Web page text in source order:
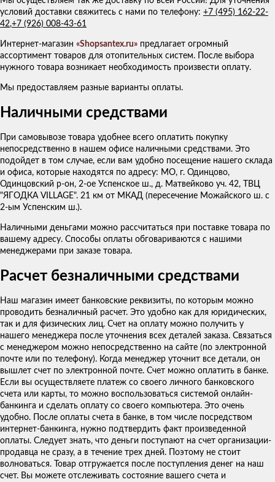
условий доставки свяжитесь с нами по телефону: +7 (495) 162-22-
42,+7 (926) 008-43-61
Интернет-магазин «Shopsantex.ru» предлагает огромный
ассортимент товаров для отопительных систем. После выбора
нужного товара возникает необходимость произвести оплату.
Мы предоставляем разные варианты оплаты.
Наличными средствами
При самовывозе товара удобнее всего оплатить покупку
непосредственно в нашем офисе наличными средствами. Это
подойдет в том случае, если вам удобно посещение нашего склада
и офиса, которые находятся по адресу: МО, г. Одинцово,
Одинцовский р-он, 2-ое Успенское ш., д. Матвейково уч. 42, ТВЦ
"ЯГОДКА VILLAGE". 21 км от МКАД (пересечение Можайского ш. с
2-ым Успенским ш.).
Наличными деньгами можно рассчитаться при поставке товара по
вашему адресу. Способы оплаты обговариваются с нашими
менеджерами при заказе товара.
Расчет безналичными средствами
Наш магазин имеет банковские реквизиты, по которым можно
проводить безналичный расчет. Это удобно как для юридических,
так и для физических лиц. Счет на оплату можно получить у
нашего менеджера после уточнения всех деталей заказа. Связаться
с менеджером можно непосредственно на сайте (по электронной
почте или по телефону). Когда менеджер уточнит все детали, он
вышлет счет по электронной почте. Счет можно оплатить в банке.
Если вы осуществляете платеж со своего личного банковского
счета или карты, то можно воспользоваться системой онлайн-
банкинга и сделать оплату со своего компьютера. Это очень
удобно. После оплаты счета в банке, в том числе посредством
интернет-банкинга, нужно подтвердить факт произведенной
оплаты. Следует знать, что деньги поступают на счет организации-
продавца не сразу, а в течение трех дней. Поэтому не стоит
волноваться. Товар отгружается после поступления денег на наш
счет. Вы можете отслеживать состояние вашего счета и